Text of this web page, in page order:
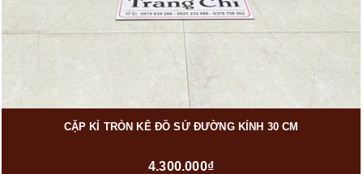
CẶP KỈ TRÒN KÊ ĐỒ SỨ ĐƯỜNG KÍNH 30 CM
4.300.000₫